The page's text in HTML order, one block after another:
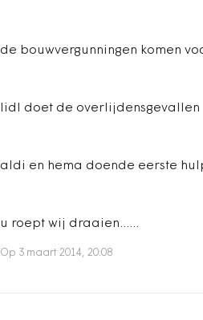
de bouwvergunningen komen
lidl doet de overlijdensgevallen
aldi en hema doende eerste
u roept wij draaien......
Op 3 maart 2014, 20:08